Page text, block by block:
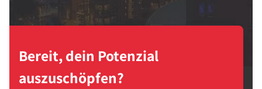
Bereit, dein Potenzial
auszuschöpfen?